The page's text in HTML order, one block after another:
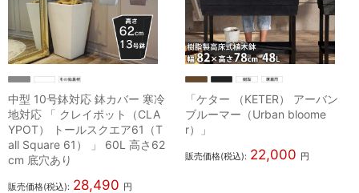
中型 10号鉢対応 鉢カバー 寒冷
地対応 「 クレイポット（CLA
YPOT） トールスクエア61（T
all Square 61） 」 60L 高さ62
cm 底穴あり
販売価格(税込): 28,490 円
「ケター （KETER） アーバン
ブルーマー（Urban bloome
r）」
販売価格(税込): 22,000 円